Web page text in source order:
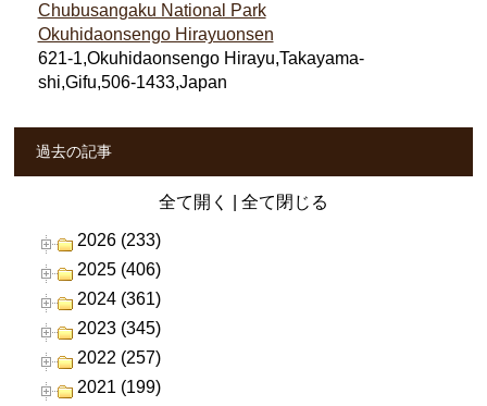
Chubusangaku National Park
Okuhidaonsengo Hirayuonsen
621-1,Okuhidaonsengo Hirayu,Takayama-
shi,Gifu,506-1433,Japan
過去の記事
全て開く 全て閉じる
2026 (233)
2025 (406)
2024 (361)
2023 (345)
2022 (257)
2021 (199)